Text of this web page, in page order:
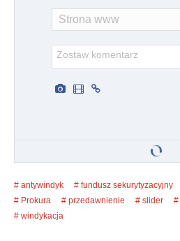
antywindyk fundusz sekurytyzacyjny
Prokura
przedawnienie slider
windykacja